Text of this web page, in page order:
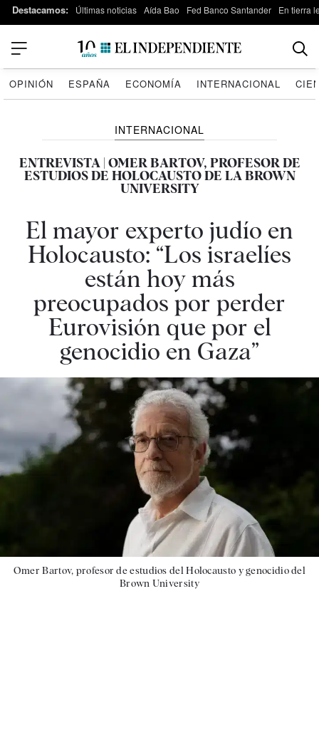
Destacamos: Últimas noticias Aída Bao Fed Banco Santander En tierra
OPINIÓN ESPAÑA ECONOMÍA INTERNACIONAL
INTERNACIONAL
ENTREVISTA | OMER BARTOV, PROFESOR DE
ESTUDIOS DE HOLOCAUSTO DE LA BROWN
UNIVERSITY
El mayor experto judío en
Holocausto: “Los israelíes
están hoy más
preocupados por perder
Eurovisión que por el
genocidio en Gaza”
Omer Bartov, profesor de estudios del Holocausto y genocidio del
Brown University